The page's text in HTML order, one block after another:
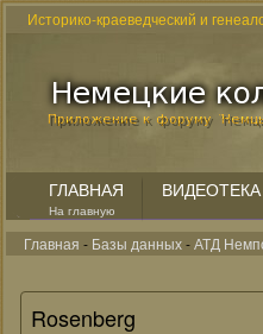
Историко-краеведческий и
ГЛАВНАЯ
На главную
ВИДЕОТЕКА
Главная - Базы данных-АТД
Rosenberg